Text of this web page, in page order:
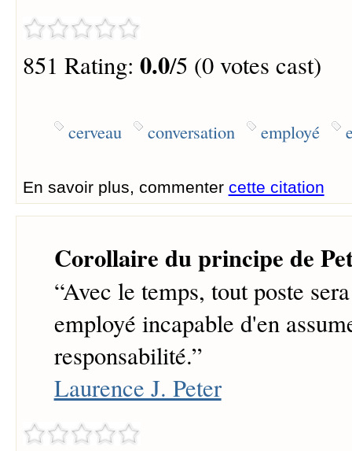
851 Rating: 0.0/5 (0 votes cast)
cerveau conversation employé
En savoir plus, commenter cette citation
Corollaire du principe de
“Avec le temps, tout poste
employé incapable d'en
responsabilité.”
Laurence J. Peter